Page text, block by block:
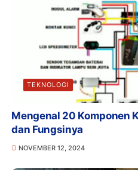
TEKNOLOGI
Mengenal 20 Komponen
dan Fungsinya
NOVEMBER 12, 2024